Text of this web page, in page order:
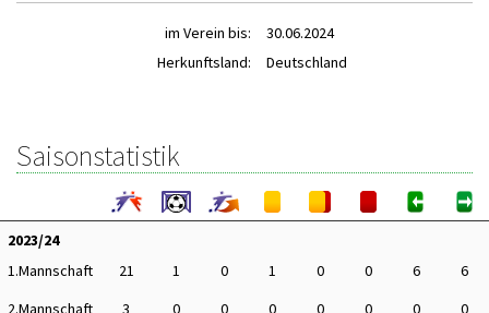
im Verein bis:
30.06.2024
Herkunftsland:
Deutschland
Saisonstatistik
2023/24
1.Mannschaft
21 1 0 1 0 0 6
6
2.Mannschaft
3 0 0 0 0 0 0
0